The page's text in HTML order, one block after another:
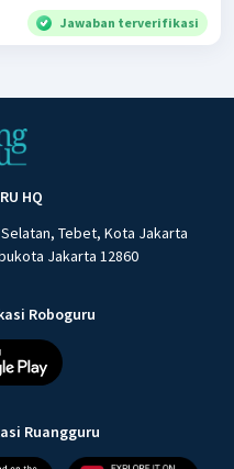
Jawaban terverifikasi
HQ
Tebet, Kota Jakarta
Jakarta 12860
Roboguru
Ruangguru